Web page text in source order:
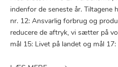
indenfor de seneste år.
nr. 12: Ansvarlig forbrug og
reducere de aftryk, vi sætter på
mål 15: Livet på landet og mål